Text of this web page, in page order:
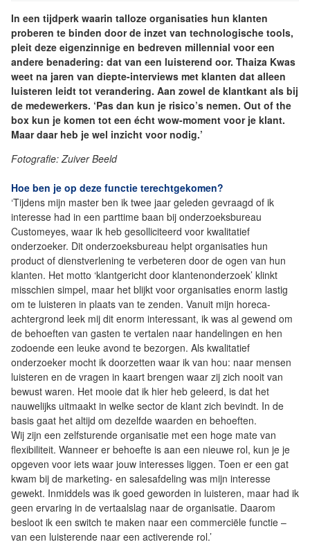
In een tijdperk waarin talloze organisaties hun klanten
proberen te binden door de inzet van technologische tools,
pleit deze eigenzinnige en bedreven millennial voor een
andere benadering: dat van een luisterend oor. Thaiza Kwas
weet na jaren van diepte-interviews met klanten dat alleen
luisteren leidt tot verandering. Aan zowel de klantkant als bij
de medewerkers. ‘Pas dan kun je risico’s nemen. Out of the
box kun je komen tot een écht wow-moment voor je klant.
Maar daar heb je wel inzicht voor nodig.’
Fotografie: Zuiver Beeld
Hoe ben je op deze functie terechtgekomen?
‘Tijdens mijn master ben ik twee jaar geleden gevraagd of ik
interesse had in een parttime baan bij onderzoeksbureau
Customeyes, waar ik heb gesolliciteerd voor kwalitatief
onderzoeker. Dit onderzoeksbureau helpt organisaties hun
product of dienstverlening te verbeteren door de ogen van hun
klanten. Het motto ‘klantgericht door klantenonderzoek’ klinkt
misschien simpel, maar het blijkt voor organisaties enorm lastig
om te luisteren in plaats van te zenden. Vanuit mijn horeca-
achtergrond leek mij dit enorm interessant, ik was al gewend om
de behoeften van gasten te vertalen naar handelingen en hen
zodoende een leuke avond te bezorgen. Als kwalitatief
onderzoeker mocht ik doorzetten waar ik van hou: naar mensen
luisteren en de vragen in kaart brengen waar zij zich nooit van
bewust waren. Het mooie dat ik hier heb geleerd, is dat het
nauwelijks uitmaakt in welke sector de klant zich bevindt. In de
basis gaat het altijd om dezelfde waarden en behoeften.
Wij zijn een zelfsturende organisatie met een hoge mate van
flexibiliteit. Wanneer er behoefte is aan een nieuwe rol, kun je je
opgeven voor iets waar jouw interesses liggen. Toen er een gat
kwam bij de marketing- en salesafdeling was mijn interesse
gewekt. Inmiddels was ik goed geworden in luisteren, maar had ik
geen ervaring in de vertaalslag naar de organisatie. Daarom
besloot ik een switch te maken naar een commerciële functie –
van een luisterende naar een activerende rol.’